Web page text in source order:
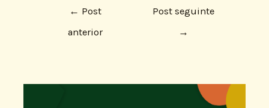
← Post
anterior
Post seguinte
→